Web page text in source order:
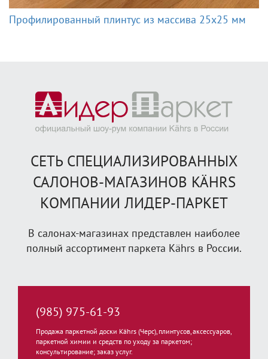
Профилированный плинтус из массива 25x25 мм
СЕТЬ СПЕЦИАЛИЗИРОВАННЫХ
САЛОНОВ-МАГАЗИНОВ KÄHRS
КОМПАНИИ ЛИДЕР-ПАРКЕТ
В салонах-магазинах представлен наиболее
полный ассортимент паркета Kährs в России.
(985) 975-61-93
Продажа паркетной доски Kährs (Черс), плинтусов, аксессуаров,
паркетной химии и средств по уходу за паркетом;
консультирование; заказ услуг.